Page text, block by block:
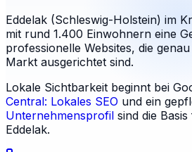
Eddelak (Schleswig-Holstein) im
mit rund 1.400 Einwohnern eine
professionelle Websites, die
Markt ausgerichtet sind.
Lokale Sichtbarkeit beginnt bei
Central: Lokales SEO und ein
Unternehmensprofil sind die
Eddelak.